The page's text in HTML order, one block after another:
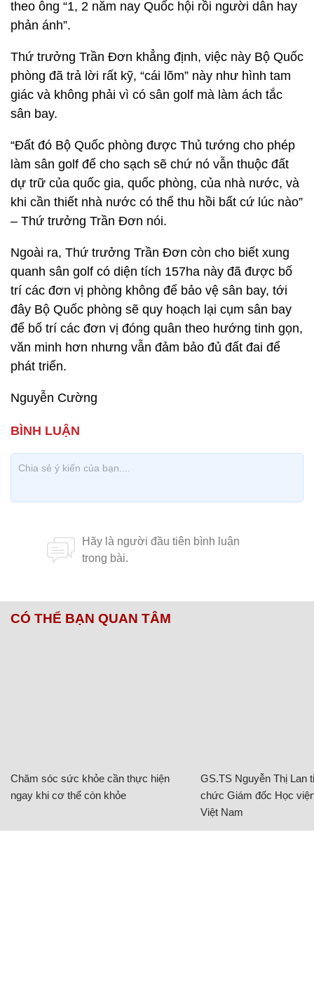
theo ông “1, 2 năm nay Quốc hội rồi người dân hay
phản ánh”.
Thứ trưởng Trần Đơn khẳng định, việc này Bộ Quốc
phòng đã trả lời rất kỹ, “cái lõm” này như hình tam
giác và không phải vì có sân golf mà làm ách tắc
sân bay.
“Đất đó Bộ Quốc phòng được Thủ tướng cho phép
làm sân golf để cho sạch sẽ chứ nó vẫn thuộc đất
dự trữ của quốc gia, quốc phòng, của nhà nước, và
khi cần thiết nhà nước có thể thu hồi bất cứ lúc nào”
– Thứ trưởng Trần Đơn nói.
Ngoài ra, Thứ trưởng Trần Đơn còn cho biết xung
quanh sân golf có diện tích 157ha này đã được bố
trí các đơn vị phòng không để bảo vệ sân bay, tới
đây Bộ Quốc phòng sẽ quy hoạch lại cụm sân bay
để bố trí các đơn vị đóng quân theo hướng tinh gọn,
văn minh hơn nhưng vẫn đảm bảo đủ đất đai để
phát triển.
Nguyễn Cường
CÓ THỂ BẠN QUAN TÂM
Chăm sóc sức khỏe cần thực hiện
ngay khi cơ thể còn khỏe
GS.TS Nguyễn Thị Lan
chức Giám đốc Học
Việt Nam